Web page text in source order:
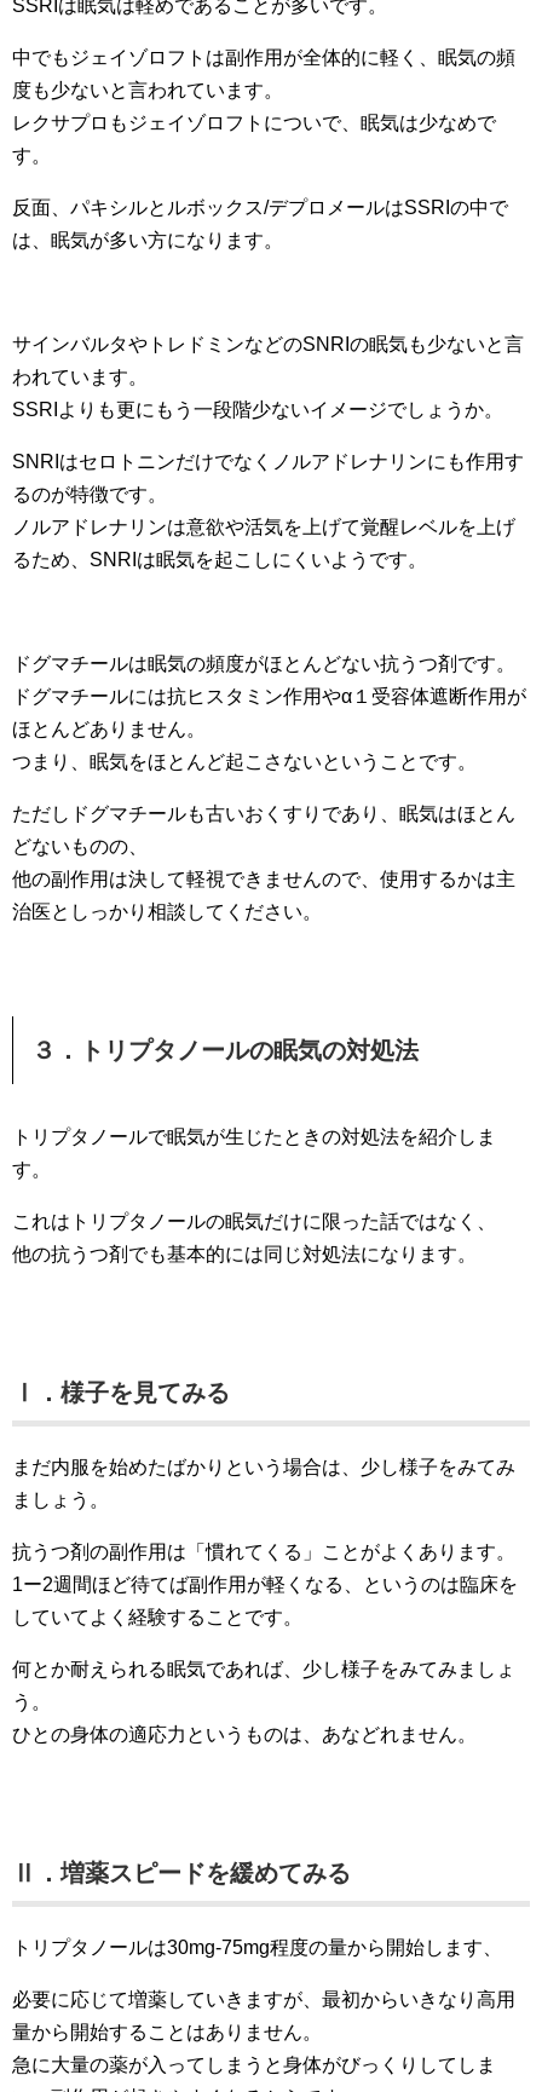
SSRIは眠気は軽めであることが多いです。
中でもジェイゾロフトは副作用が全体的に軽く、眠気の頻
度も少ないと言われています。
レクサプロもジェイゾロフトについで、眠気は少なめで
す。
反面、パキシルとルボックス/デプロメールはSSRIの中で
は、眠気が多い方になります。
サインバルタやトレドミンなどのSNRIの眠気も少ないと言
われています。
SSRIよりも更にもう一段階少ないイメージでしょうか。
SNRIはセロトニンだけでなくノルアドレナリンにも作用す
るのが特徴です。
ノルアドレナリンは意欲や活気を上げて覚醒レベルを上げ
るため、SNRIは眠気を起こしにくいようです。
ドグマチールは眠気の頻度がほとんどない抗うつ剤です。
ドグマチールには抗ヒスタミン作用やα１受容体遮断作用が
ほとんどありません。
つまり、眠気をほとんど起こさないということです。
ただしドグマチールも古いおくすりであり、眠気はほとん
どないものの、
他の副作用は決して軽視できませんので、使用するかは主
治医としっかり相談してください。
３．トリプタノールの眠気の対処法
トリプタノールで眠気が生じたときの対処法を紹介しま
す。
これはトリプタノールの眠気だけに限った話ではなく、
他の抗うつ剤でも基本的には同じ対処法になります。
Ⅰ．様子を見てみる
まだ内服を始めたばかりという場合は、少し様子をみてみ
ましょう。
抗うつ剤の副作用は「慣れてくる」ことがよくあります。
1ー2週間ほど待てば副作用が軽くなる、というのは臨床を
していてよく経験することです。
何とか耐えられる眠気であれば、少し様子をみてみましょ
う。
ひとの身体の適応力というものは、あなどれません。
Ⅱ．増薬スピードを緩めてみる
トリプタノールは30mg-75mg程度の量から開始します、
必要に応じて増薬していきますが、最初からいきなり高用
量から開始することはありません。
急に大量の薬が入ってしまうと身体がびっくりしてしま